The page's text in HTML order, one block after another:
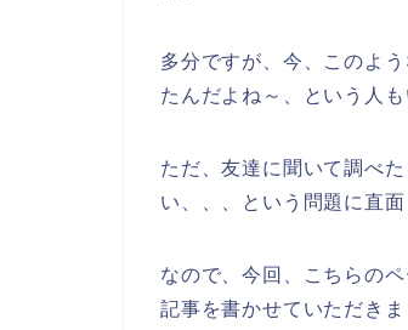
多分ですが、今、このよ
たんだよね～、という人も
ただ、友達に聞いて調べ
い、、、という問題に直
なので、今回、こちらの
記事を書かせていただきま